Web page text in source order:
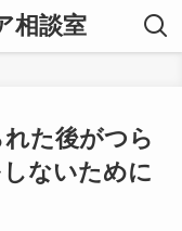
相談室
た後がつら
ないために